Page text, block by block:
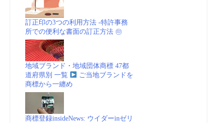
訂正印の3つの利用方法 -特許事務
所での便利な書面の訂正方法 ㊞
地域ブランド・地域団体商標 47都
道府県別 一覧
ご当地ブランドを
商標から一纏め
商標登録insideNews: ウイダーinゼリ